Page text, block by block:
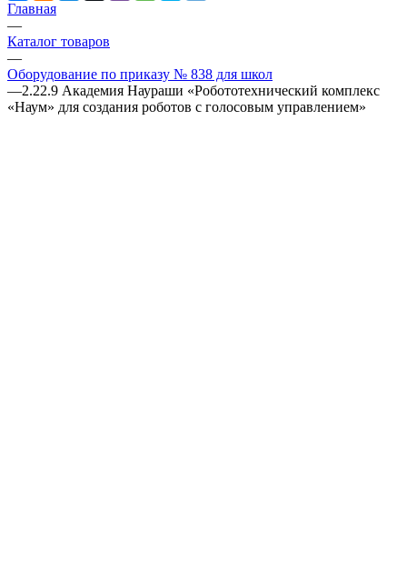
Главная
—
Каталог товаров
—
Оборудование по приказу № 838 для школ
—2.22.9 Академия Наураши «Робототехнический комплекс
«Наум» для создания роботов с голосовым управлением»